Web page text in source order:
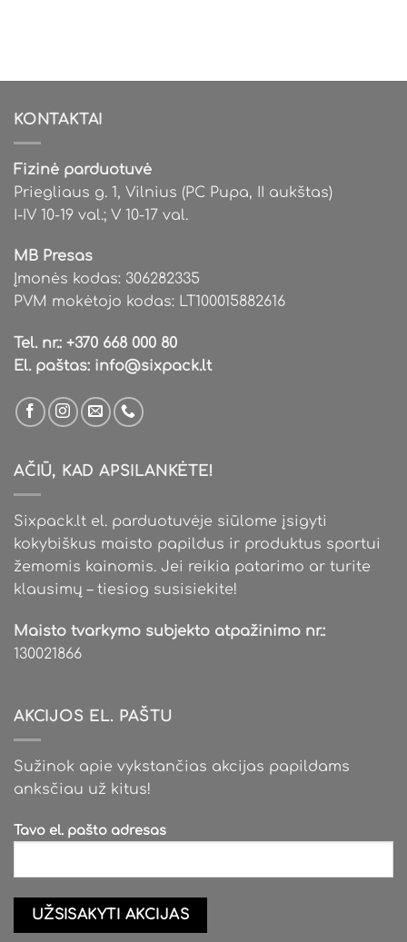
chosen
the
product
the
KONTAKTAI
Fizinė parduotuvė
Priegliaus g. 1, Vilnius (PC Pupa, II aukštas)
I-IV 10-19 val.; V 10-17 val.
MB Presas
Įmonės kodas: 306282335
PVM mokėtojo kodas: LT100015882616
Tel. nr.: +370 668 000 80
El. paštas: info@sixpack.lt
AČIŪ, KAD APSILANKĖTE!
Sixpack.lt el. parduotuvėje siūlome įsigyti
kokybiškus maisto papildus ir produktus sportui
žemomis kainomis. Jei reikia patarimo ar turite
klausimų – tiesiog susisiekite!
Maisto tvarkymo subjekto atpažinimo nr.:
130021866
AKCIJOS EL. PAŠTU
Sužinok apie vykstančias akcijas papildams
anksčiau už kitus!
Tavo el. pašto adresas